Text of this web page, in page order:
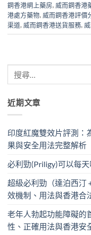
鋼香港網上藥房, 威而鋼香港
港處方藥物, 威而鋼香港評價
渠道, 威而鋼香港送貨服務,
近期文章
印度紅魔雙效片評測：
果與安全用法完整解析
必利勁(Priligy)可以每
超級必利勁（達泊西汀
效機制、用法與香港合
老年人勃起功能障礙的
性、正確用法與香港安